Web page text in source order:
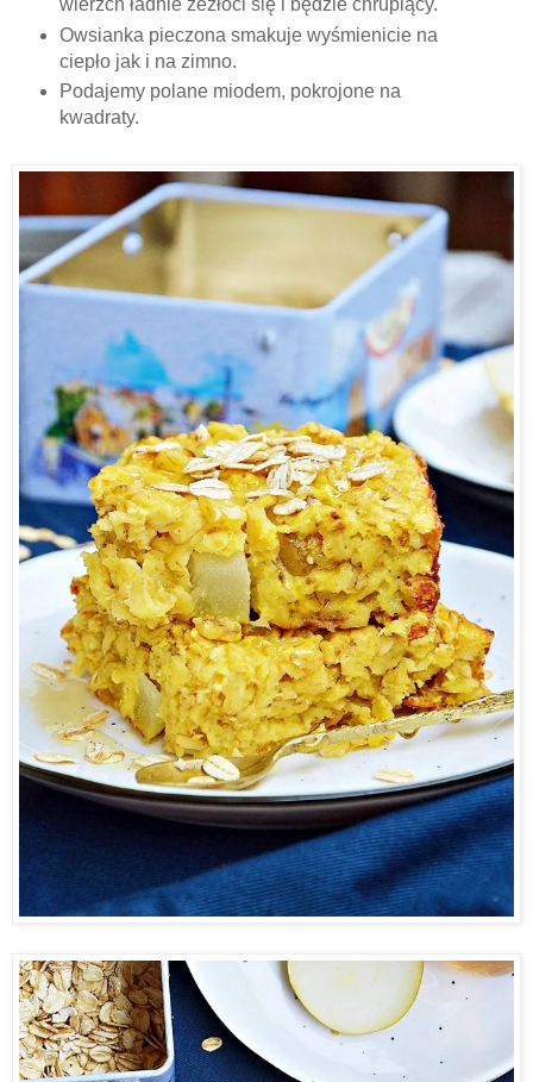
Owsianka pieczona smakuje wyśmienicie na
ciepło jak i na zimno.
Podajemy polane miodem, pokrojone na
kwadraty.